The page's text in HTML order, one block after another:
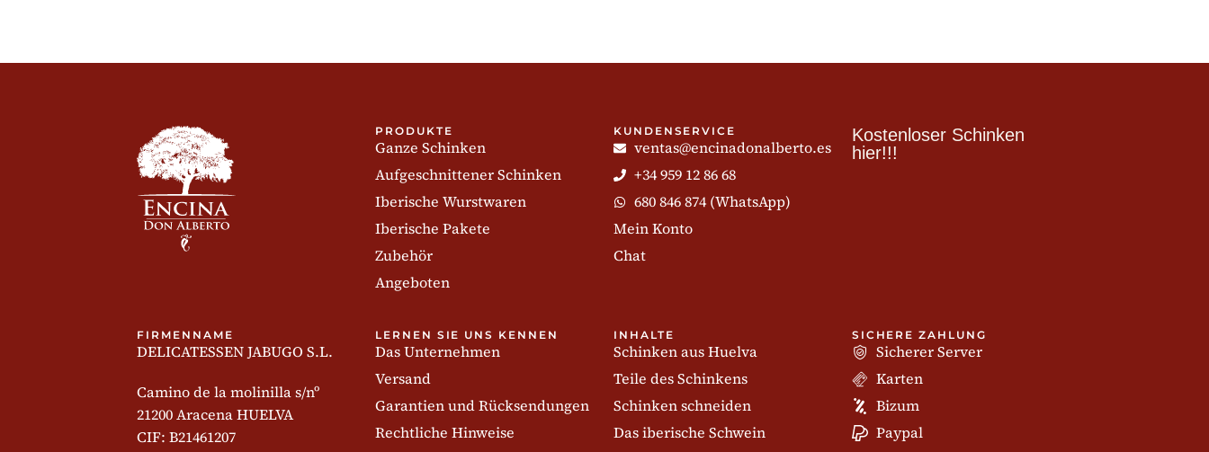
PRODUKTE
Ganze Schinken
Aufgeschnittener Schinken
Iberische Wurstwaren
Iberische Pakete
Zubehör
Angeboten
KUNDENSERVICE
ventas@encinadonalberto.es
+34 959 12 86 68
680 846 874 (WhatsApp)
Mein Konto
Chat
Kostenloser Schinken
hier!!!
FIRMENNAME
DELICATESSEN JABUGO S.L.
Camino de la molinilla s/nº
21200 Aracena HUELVA
CIF: B21461207
LERNEN SIE UNS KENNEN
Das Unternehmen
Versand
Garantien und Rücksendungen
Rechtliche Hinweise
INHALTE
Schinken aus Huelva
Teile des Schinkens
Schinken schneiden
Das iberische Schwein
SICHERE ZAHLUNG
Sicherer Server
Karten
Bizum
Paypal